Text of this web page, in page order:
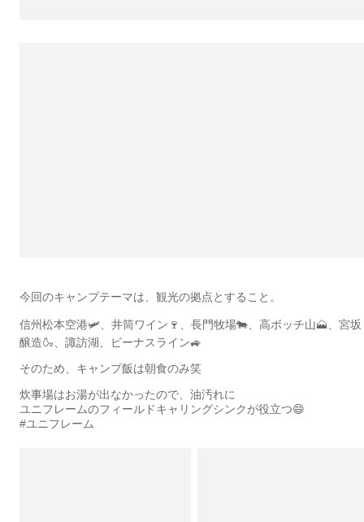
今回のキャンプテーマは、観光の拠点とすること。
信州松本空港🛩、井筒ワイン🍷、長門牧場🐄、高ボッチ山🗻、宮坂
醸造🍶、諏訪湖、ビーナスライン🚙
そのため、キャンプ飯は朝食のみ笑
炊事場はお湯が出なかったので、油汚れに
ユニフレームのフィールドキャリングシンクが役立つ😄
#ユニフレーム